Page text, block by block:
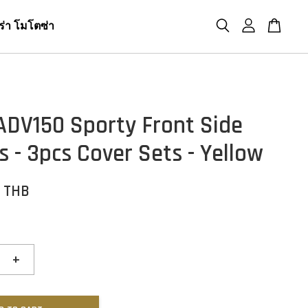
า โมโตซ่า
Sporty Front Side
- 3pcs Cover Sets - Yellow
+